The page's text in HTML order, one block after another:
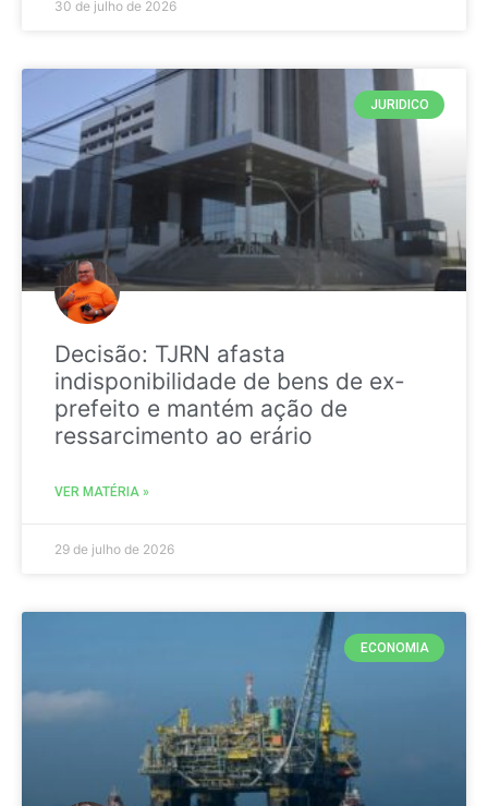
30 de julho de 2026
JURIDICO
Decisão: TJRN afasta
indisponibilidade de bens de ex-
prefeito e mantém ação de
ressarcimento ao erário
VER MATÉRIA »
29 de julho de 2026
ECONOMIA